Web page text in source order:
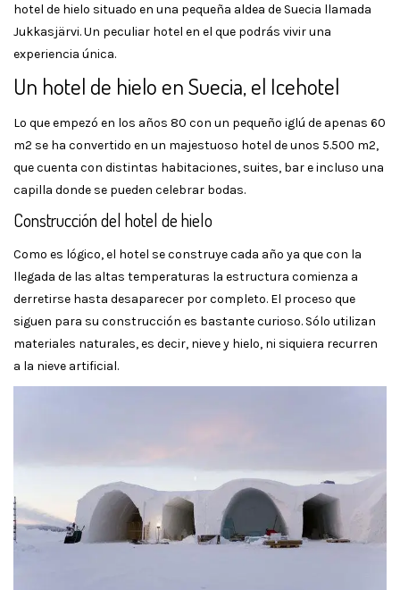
hotel de hielo situado en una pequeña aldea de Suecia llamada
Jukkasjärvi. Un peculiar hotel en el que podrás vivir una
experiencia única.
Un hotel de hielo en Suecia, el Icehotel
Lo que empezó en los años 80 con un pequeño iglú de apenas 60
m2 se ha convertido en un majestuoso hotel de unos 5.500 m2,
que cuenta con distintas habitaciones, suites, bar e incluso una
capilla donde se pueden celebrar bodas.
Construcción del hotel de hielo
Como es lógico, el hotel se construye cada año ya que con la
llegada de las altas temperaturas la estructura comienza a
derretirse hasta desaparecer por completo. El proceso que
siguen para su construcción es bastante curioso. Sólo utilizan
materiales naturales, es decir, nieve y hielo, ni siquiera recurren
a la nieve artificial.